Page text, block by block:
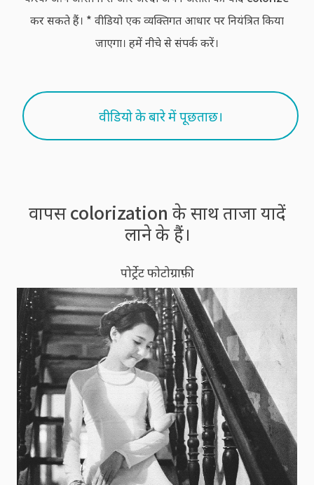
कर सकते हैं। * वीडियो एक व्यक्तिगत आधार पर नियंत्रित किया
जाएगा। हमें नीचे से संपर्क करें।
वीडियो के बारे में पूछताछ।
वापस colorization के साथ ताजा यादें
लाने के हैं।
पोर्ट्रेट फोटोग्राफ़ी